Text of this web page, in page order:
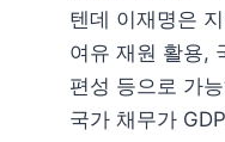
텐데 이재명은
여유 재원 활용,
편성 등으로 가
국가 채무가